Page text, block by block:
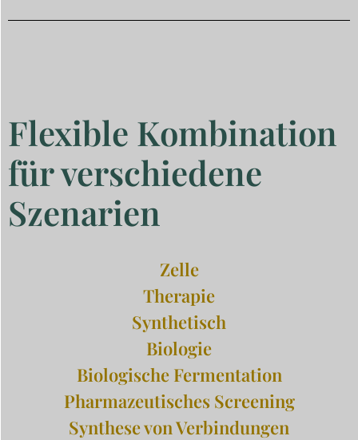
Flexible Kombination
für verschiedene
Szenarien
Zelle
Therapie
Synthetisch
Biologie
Biologische Fermentation
Pharmazeutisches Screening
Synthese von Verbindungen